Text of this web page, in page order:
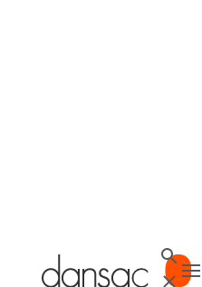
Hledat
Zavřít